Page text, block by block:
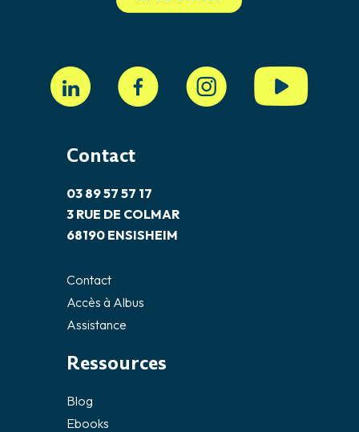
Ressources
Blog
Ebooks
Contact
03 89 57 57 17
3 RUE DE COLMAR
68190 ENSISHEIM
Contact
Accès à Albus
Assistance